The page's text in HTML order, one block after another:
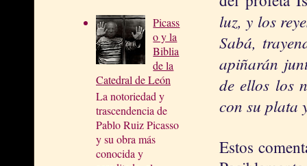
Picass
o y la
Biblia
de la
Catedral de León
La notoriedad y
trascendencia de
Pablo Ruiz Picasso
y su obra más
conocida y
luz, y los
Sabá,
apiñarán
de ellos los
con su plata
Estos